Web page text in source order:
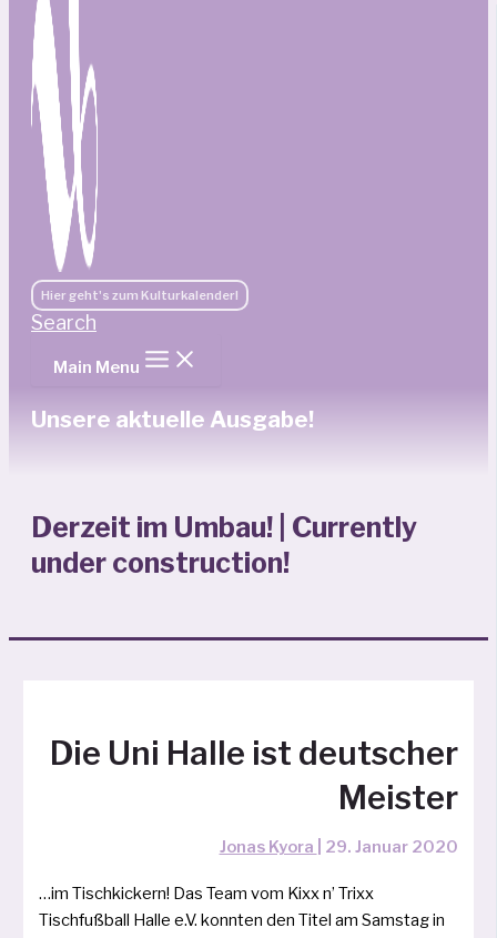
Hier geht's zum Kulturkalender!
Search
Main Menu
Unsere aktuelle Ausgabe!
Derzeit im Umbau! | Currently
under construction!
Die Uni Halle ist deutscher
Meister
Jonas Kyora 29. Januar 2020
…im Tischkickern! Das Team vom Kixx n’ Trixx
Tischfußball Halle e.V. konn­ten den Titel am Samstag in